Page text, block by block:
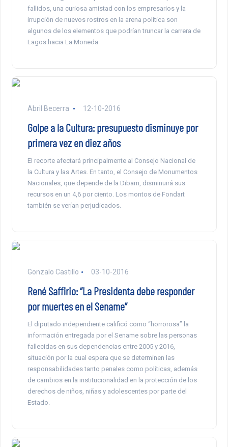
fallidos, una curiosa amistad con los empresarios y la
irrupción de nuevos rostros en la arena política son
algunos de los elementos que podrían truncar la carrera de
Lagos hacia La Moneda.
Abril Becerra 12-10-2016
Golpe a la Cultura: presupuesto disminuye por
primera vez en diez años
El recorte afectará principalmente al Consejo Nacional de
la Cultura y las Artes. En tanto, el Consejo de Monumentos
Nacionales, que depende de la Dibam, disminuirá sus
recursos en un 4,6 por ciento. Los montos de Fondart
también se verían perjudicados.
Gonzalo Castillo 03-10-2016
René Saffirio: “La Presidenta debe responder
por muertes en el Sename”
El diputado independiente calificó como “horrorosa” la
información entregada por el Sename sobre las personas
fallecidas en sus dependencias entre 2005 y 2016,
situación por la cual espera que se determinen las
responsabilidades tanto penales como políticas, además
de cambios en la institucionalidad en la protección de los
derechos de niños, niñas y adolescentes por parte del
Estado.